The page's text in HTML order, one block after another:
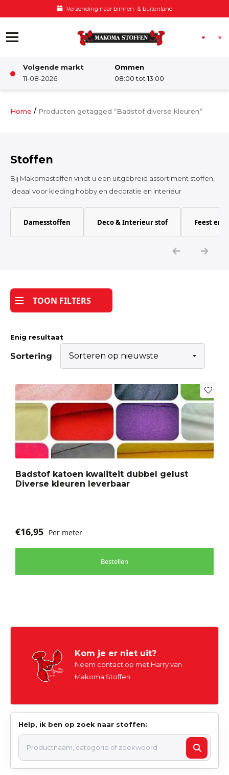
Verzending naar binnen- & buitenland
Volgende markt
11-08-2026
Ommen
08:00 tot 13:00
Damesstoffen
Katoen
Tijdpakker stof
Home / Producten getagged “Badstof diverse kleuren”
Stoffen
Bij Makomastoffen vindt u een uitgebreid assortiment stoffen,
ideaal voor kleding hobby en decoratie en interieur
Damesstoffen Deco & Interieur stof Feest en
TOON FILTERS
Enig resultaat
Sortering
Badstof katoen kwaliteit dubbel gelust
Diverse kleuren leverbaar
€16,95 Per meter
Bestellen
Dit
product
variaties.
kan
gekozen
productpagina
Kom je er niet uit?
Neem contact op met Harry van
Makoma Stoffen
Help, ik ben op zoek naar stoffen: